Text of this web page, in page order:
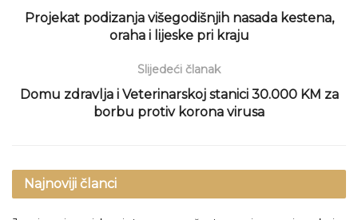
Projekat podizanja višegodišnjih nasada kestena,
oraha i lijeske pri kraju
Slijedeći članak
Domu zdravlja i Veterinarskoj stanici 30.000 KM za
borbu protiv korona virusa
Najnoviji članci